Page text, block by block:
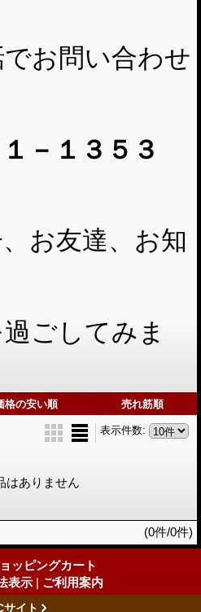
お問い合わせ
－１３５３
お友達、お知
ごしてみま
格の安い順 売れ筋順
表示件数:
はありません
(0件/0件)
ッピングカート
表示 | ご利用案内
サイト